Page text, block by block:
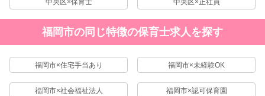
福岡市の同じ特徴の保育士求人を探す
福岡市×住宅手当あり 福岡市×未経験OK
福岡市×社会福祉法人 福岡市×認可保育園